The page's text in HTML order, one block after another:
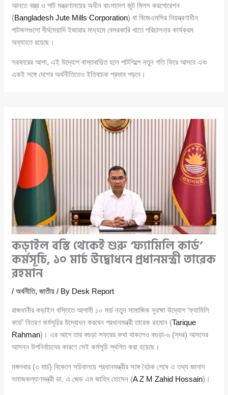
আনতে বস্ত্র ও পাট মন্ত্রণালয়ের অধীন বাংলাদেশ জুট মিলস করপোরেশন
(Bangladesh Jute Mills Corporation) বা বিজেএমসির নিয়ন্ত্রণাধীন
পাটকলগুলো দীর্ঘমেয়াদি ইজারার মাধ্যমে বেসরকারি খাতে পরিচালনার কার্যক্রম
অব্যাহত রয়েছে।
সরকারের আশা, এই উদ্যোগ বাস্তবায়িত হলে পাটশিল্পে নতুন গতি ফিরে আসবে এবং
একই সঙ্গে দেশের অর্থনীতিতেও ইতিবাচক প্রভাব পড়বে।
কড়াইল বস্তি থেকেই শুরু ‘ফ্যামিলি কার্ড’
কর্মসূচি, ১০ মার্চ উদ্বোধনে প্রধানমন্ত্রী তারেক
রহমান
/অর্থনীতি,জাতীয় / By Desk Report
রাজধানীর কড়াইল বস্তিতে আগামী ১০ মার্চ নতুন সামাজিক সুরক্ষা উদ্যোগ ‘ফ্যামিলি
কার্ড’ বিতরণ কর্মসূচির উদ্বোধন করবেন প্রধানমন্ত্রী তারেক রহমান (Tarique
Rahman)। এর আগে তার বগুড়া সফরের কথা থাকলেও বগুড়া-৬ (সদর) আসনের
আসন্ন উপনির্বাচনের কারণে সেই কর্মসূচি স্থগিত করা হয়েছে।
মঙ্গলবার (৩ মার্চ) বিকেলে সচিবালয়ে প্রধানমন্ত্রীর সঙ্গে বৈঠক শেষে এ তথ্য জানান
সমাজকল্যাণমন্ত্রী ডা. এ জেড এম জাহিদ হোসেন (A Z M Zahid Hossain)।